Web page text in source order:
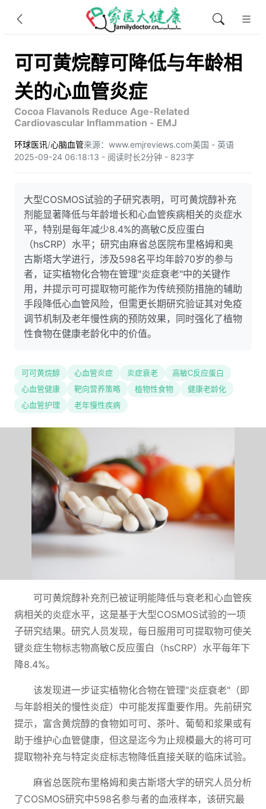
可可黄烷醇可降低与年龄相
关的心血管炎症
Cocoa Flavanols Reduce Age-Related
Cardiovascular Inflammation - EMJ
环球医讯/心脑血管来源：www.emjreviews.com美国 - 英语
2025-09-24 06:18:13 - 阅读时长2分钟 - 823字
大型COSMOS试验的子研究表明，可可黄烷醇补充
剂能显著降低与年龄增长和心血管疾病相关的炎症水
平，特别是每年减少8.4%的高敏C反应蛋白
（hsCRP）水平；研究由麻省总医院布里格姆和奥
古斯塔大学进行，涉及598名平均年龄70岁的参与
者，证实植物化合物在管理"炎症衰老"中的关键作
用，并提示可可提取物可能作为传统预防措施的辅助
手段降低心血管风险，但需更长期研究验证其对免疫
调节机制及老年慢性病的预防效果，同时强化了植物
性食物在健康老龄化中的价值。
可可黄烷醇 心血管炎症 炎症衰老
高敏C反应蛋白
心血管健康
靶向营养策略 植物性食物
健康老龄化
心血管护理
老年慢性疾病
可可黄烷醇补充剂已被证明能降低与衰老和心血管疾
病相关的炎症水平，这是基于大型COSMOS试验的一项
子研究结果。研究人员发现，每日服用可可提取物可使关
键炎症生物标志物高敏C反应蛋白（hsCRP）水平每年下
降8.4%。
该发现进一步证实植物化合物在管理"炎症衰老"（即
与年龄相关的慢性炎症）中可能发挥重要作用。先前研究
提示，富含黄烷醇的食物如可可、茶叶、葡萄和浆果或有
助于维护心血管健康，但这是迄今为止规模最大的将可可
提取物补充与特定炎症标志物降低直接关联的临床试验。
麻省总医院布里格姆和奥古斯塔大学的研究人员分析
了COSMOS研究中598名参与者的血液样本，该研究最